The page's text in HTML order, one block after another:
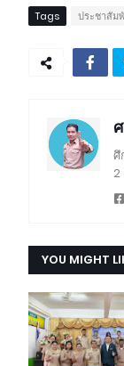
Tags ประชาสัม
ศึ
2
YOU MIGHT